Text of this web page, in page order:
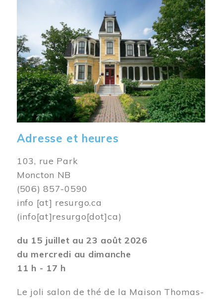
Adresse et heures
103, rue Park
Moncton NB
(506) 857-0590
info [at] resurgo.ca
(info[at]resurgo[dot]ca)
du 15 juillet au 23 août 2026
du mercredi au dimanche
11 h - 17 h
Le joli salon de thé de la Maison Thomas-